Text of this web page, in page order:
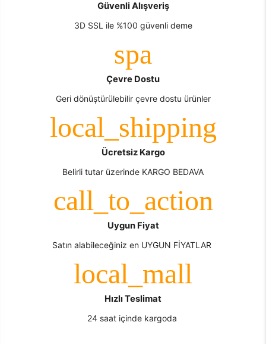
Güvenli Alışveriş
3D SSL ile %100 güvenli deme
Çevre Dostu
Geri dönüştürülebilir çevre dostu ürünler
Ücretsiz Kargo
Belirli tutar üzerinde KARGO BEDAVA
Uygun Fiyat
Satın alabileceğiniz en UYGUN FİYATLAR
Hızlı Teslimat
24 saat içinde kargoda